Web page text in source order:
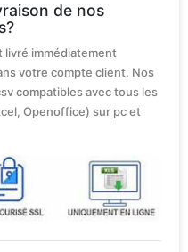
de nos
livré immédiatement
votre compte client. Nos
compatibles avec tous les
Openoffice) sur pc et